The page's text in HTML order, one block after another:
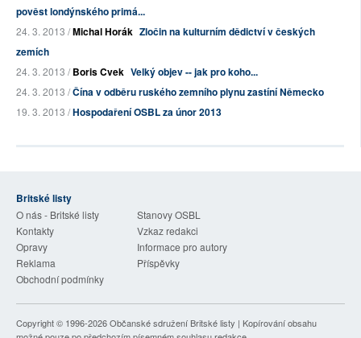
pověst londýnského primá...
24. 3. 2013 /Michal Horák Zločin na kulturním dědictví v českých
zemích
24. 3. 2013 /Boris Cvek Velký objev -- jak pro koho...
24. 3. 2013 /Čína v odběru ruského zemního plynu zastíní Německo
19. 3. 2013 /Hospodaření OSBL za únor 2013
Britské listy
O nás - Britské listy
Stanovy OSBL
Kontakty
Vzkaz redakci
Opravy
Informace pro autory
Reklama
Příspěvky
Obchodní podmínky
Copyright © 1996-2026Občanské sdružení Britské listy | Kopírování obsahu